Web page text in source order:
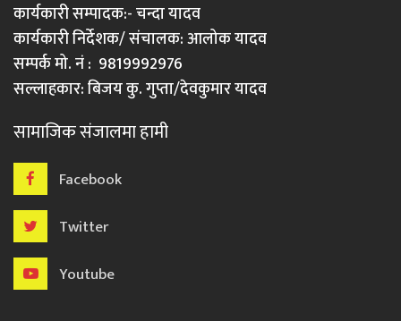
कार्यकारी सम्पादक:- चन्दा यादव
कार्यकारी निर्देशक/ संचालक: आलोक यादव
सम्पर्क मो. नं : 9819992976
सल्लाहकार: बिजय कु. गुप्ता/देवकुमार यादव
सामाजिक संजालमा हामी
Facebook
Twitter
Youtube